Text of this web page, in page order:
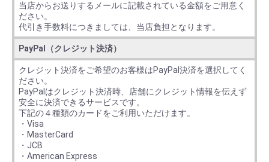
当店からお送りするメールに記載されている金額をご用意く
ださい。
代引き手数料につきましては、当店負担となります。
PayPal（クレジット決済）
クレジット決済をご希望のお客様はPayPal決済を選択してく
ださい。
PayPalはクレジット決済時、店舗にクレジット情報を伝えず
安全に決済できるサービスです。
下記の４種類のカードをご利用いただけます。
・Visa
・MasterCard
・JCB
・American Express